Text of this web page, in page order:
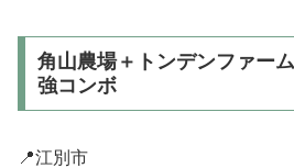
角山農場＋トンデンファー
強コンボ
📍江別市